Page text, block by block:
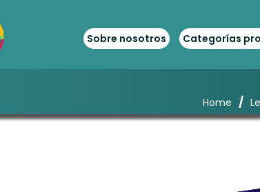
Sobre nosotros Categorías
Home /